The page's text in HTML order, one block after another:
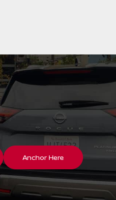
Anchor Here